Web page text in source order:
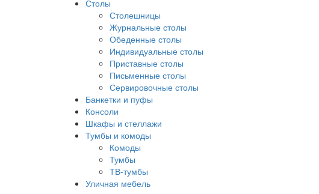
Столы
Столешницы
Журнальные столы
Обеденные столы
Индивидуальные столы
Приставные столы
Письменные столы
Сервировочные столы
Банкетки и пуфы
Консоли
Шкафы и стеллажи
Тумбы и комоды
Комоды
Тумбы
ТВ-тумбы
Уличная мебель